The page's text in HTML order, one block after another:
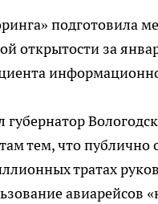
подготовила
за
тем, что
тратах
авиарейсов